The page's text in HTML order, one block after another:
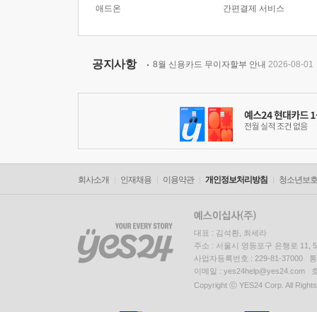
애드온
간편결제 서비스
공지사항 8월 신용카드 무이자할부 안내 2026-08-01
회사소개 인재채용 이용약관 개인정보처리방침 청소년보
대표 : 김석환, 최세라
주소 : 서울시 영등포구 은행로 11,
사업자등록번호 : 229-81-37000
이메일 : yes24help@yes24.com
Copyright ⓒ YES24 Corp. All